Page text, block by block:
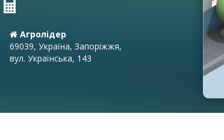
Агролідер
69039, Україна, Запоріжжя,
вул. Українська, 143